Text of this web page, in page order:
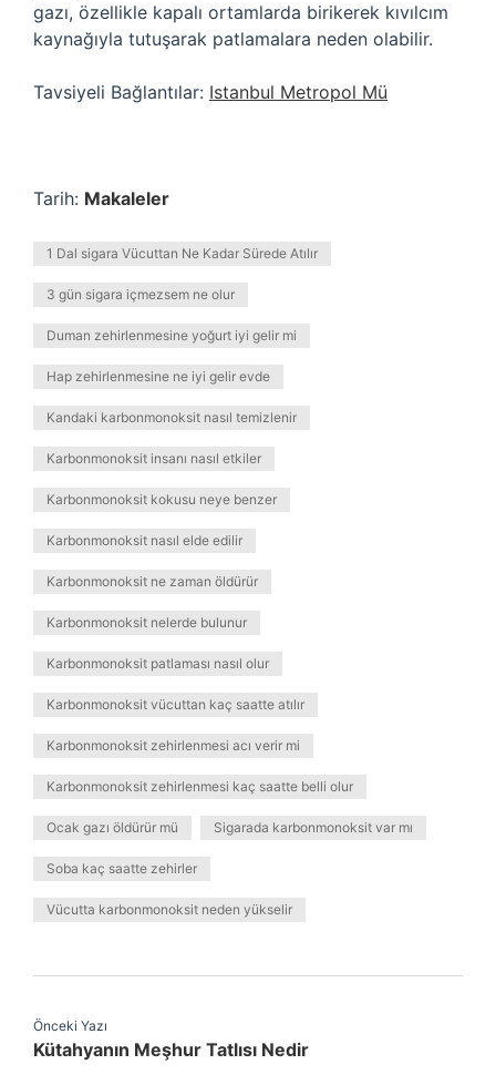
gazı, özellikle kapalı ortamlarda birikerek kıvılcım
kaynağıyla tutuşarak patlamalara neden olabilir.
Tavsiyeli Bağlantılar: Istanbul Metropol Mü
Tarih: Makaleler
1 Dal sigara Vücuttan Ne Kadar Sürede Atılır
3 gün sigara içmezsem ne olur
Duman zehirlenmesine yoğurt iyi gelir mi
Hap zehirlenmesine ne iyi gelir evde
Kandaki karbonmonoksit nasıl temizlenir
Karbonmonoksit insanı nasıl etkiler
Karbonmonoksit kokusu neye benzer
Karbonmonoksit nasıl elde edilir
Karbonmonoksit ne zaman öldürür
Karbonmonoksit nelerde bulunur
Karbonmonoksit patlaması nasıl olur
Karbonmonoksit vücuttan kaç saatte atılır
Karbonmonoksit zehirlenmesi acı verir mi
Karbonmonoksit zehirlenmesi kaç saatte belli olur
Ocak gazı öldürür mü Sigarada karbonmonoksit var mı
Soba kaç saatte zehirler
Vücutta karbonmonoksit neden yükselir
Önceki Yazı
Kütahyanın Meşhur Tatlısı Nedir